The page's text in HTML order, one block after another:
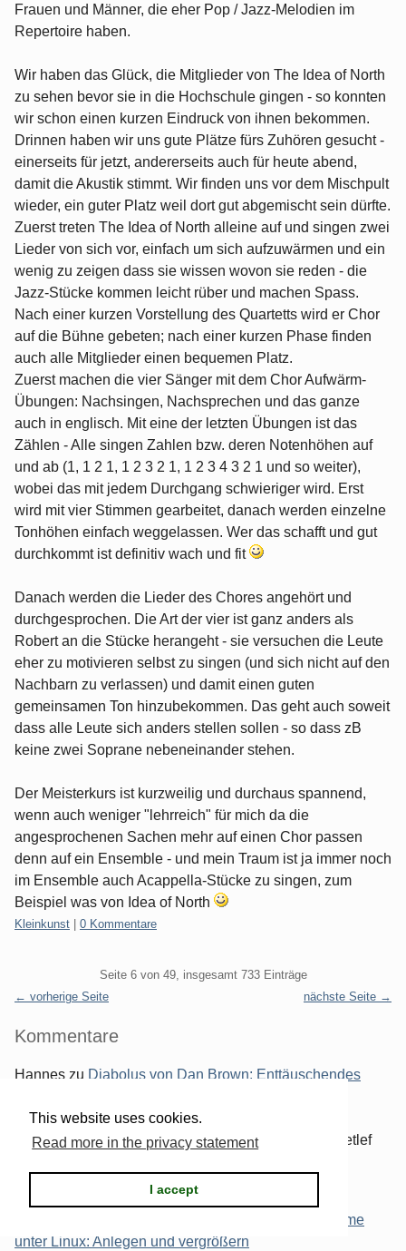
This website uses cookies.
Read more in the privacy statement
I accept
Frauen und Männer, die eher Pop / Jazz-Melodien im
Repertoire haben.
Wir haben das Glück, die Mitglieder von The Idea of North
zu sehen bevor sie in die Hochschule gingen - so konnten
wir schon einen kurzen Eindruck von ihnen bekommen.
Drinnen haben wir uns gute Plätze fürs Zuhören gesucht -
einerseits für jetzt, andererseits auch für heute abend,
damit die Akustik stimmt. Wir finden uns vor dem Mischpult
wieder, ein guter Platz weil dort gut abgemischt sein dürfte.
Zuerst treten The Idea of North alleine auf und singen zwei
Lieder von sich vor, einfach um sich aufzuwärmen und ein
wenig zu zeigen dass sie wissen wovon sie reden - die
Jazz-Stücke kommen leicht rüber und machen Spass.
Nach einer kurzen Vorstellung des Quartetts wird er Chor
auf die Bühne gebeten; nach einer kurzen Phase finden
auch alle Mitglieder einen bequemen Platz.
Zuerst machen die vier Sänger mit dem Chor Aufwärm-
Übungen: Nachsingen, Nachsprechen und das ganze
auch in englisch. Mit eine der letzten Übungen ist das
Zählen - Alle singen Zahlen bzw. deren Notenhöhen auf
und ab (1, 1 2 1, 1 2 3 2 1, 1 2 3 4 3 2 1 und so weiter),
wobei das mit jedem Durchgang schwieriger wird. Erst
wird mit vier Stimmen gearbeitet, danach werden einzelne
Tonhöhen einfach weggelassen. Wer das schafft und gut
durchkommt ist definitiv wach und fit
Danach werden die Lieder des Chores angehört und
durchgesprochen. Die Art der vier ist ganz anders als
Robert an die Stücke herangeht - sie versuchen die Leute
eher zu motivieren selbst zu singen (und sich nicht auf den
Nachbarn zu verlassen) und damit einen guten
gemeinsamen Ton hinzubekommen. Das geht auch soweit
dass alle Leute sich anders stellen sollen - so dass zB
keine zwei Soprane nebeneinander stehen.
Der Meisterkurs ist kurzweilig und durchaus spannend,
wenn auch weniger "lehrreich" für mich da die
angesprochenen Sachen mehr auf einen Chor passen
denn auf ein Ensemble - und mein Traum ist ja immer noch
im Ensemble auch Acappella-Stücke zu singen, zum
Beispiel was von Idea of North
Kategorien:
Kleinkunst 0 Kommentare
PaginationSeite 6 von 49, insgesamt 733 Einträge
← vorherige Seite
nächste Seite →
Seitenleiste
Kommentare
Hannes zu Diabolus von Dan Brown: Enttäuschendes
Di., 13.10.2020 07:20
Ich höre gerade das Hörbuch. Keine Ahnung, wie Detlef
Verschlüsselte Filesysteme
unter Linux: Anlegen und vergrößern